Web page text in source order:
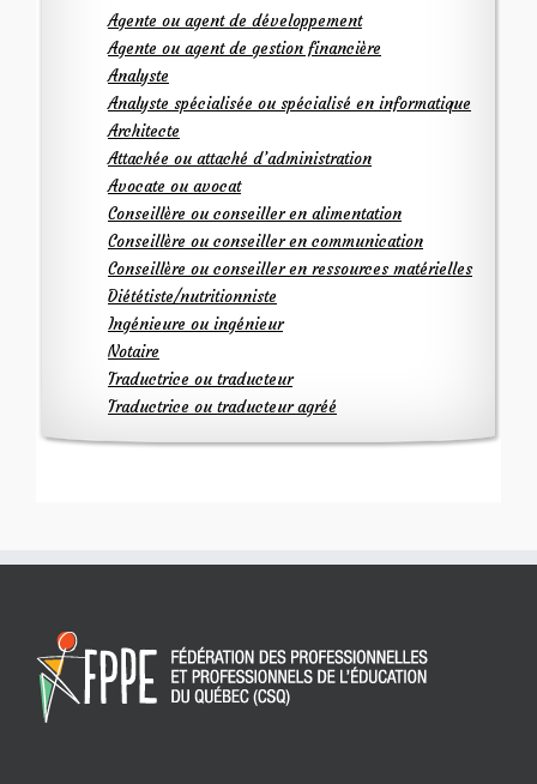
Agente ou agent de développement
Agente ou agent de gestion financière
Analyste
Analyste spécialisée ou spécialisé en informatique
Architecte
Attachée ou attaché d’administration
Avocate ou avocat
Conseillère ou conseiller en alimentation
Conseillère ou conseiller en communication
Conseillère ou conseiller en ressources matérielles
Diététiste/nutritionniste
Ingénieure ou ingénieur
Notaire
Traductrice ou traducteur
Traductrice ou traducteur agréé